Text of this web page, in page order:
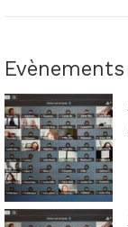
Evènements